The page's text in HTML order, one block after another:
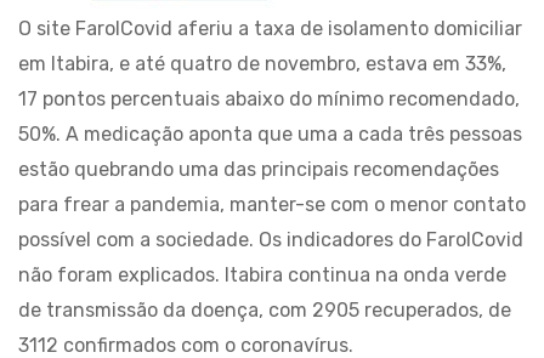
O site FarolCovid aferiu a taxa de isolamento domiciliar
em Itabira, e até quatro de novembro, estava em 33%,
17 pontos percentuais abaixo do mínimo recomendado,
50%. A medicação aponta que uma a cada três pessoas
estão quebrando uma das principais recomendações
para frear a pandemia, manter-se com o menor contato
possível com a sociedade. Os indicadores do FarolCovid
não foram explicados. Itabira continua na onda verde
de transmissão da doença, com 2905 recuperados, de
3112 confirmados com o coronavírus.